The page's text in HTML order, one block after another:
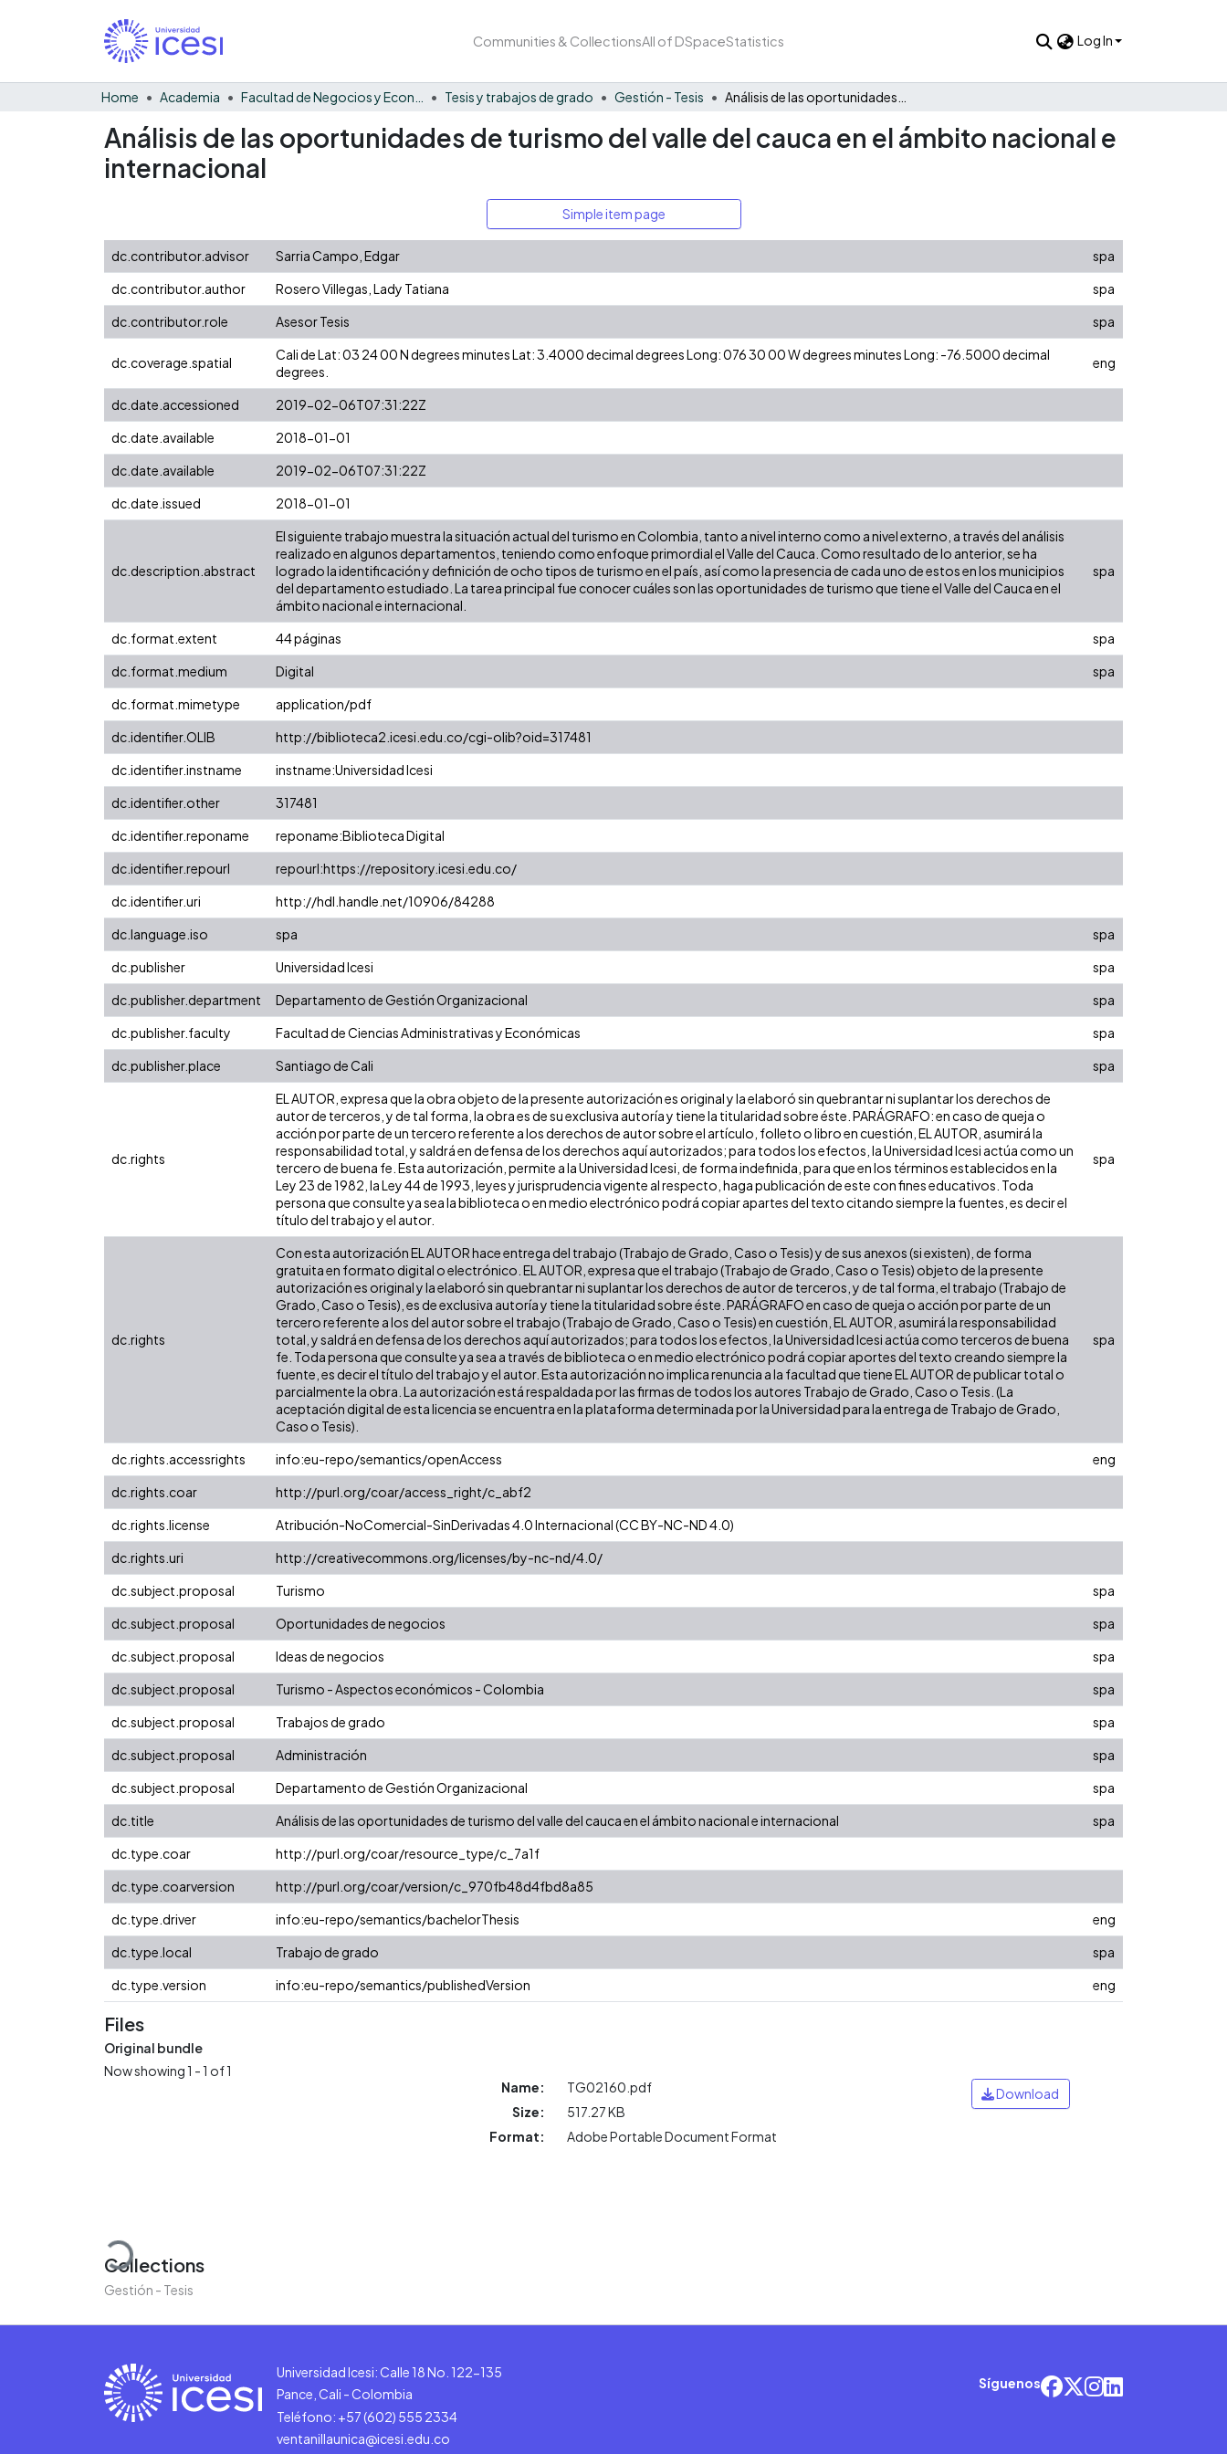
Communities & CollectionsAll of DSpaceStatistics Log In
Home Academia Tesis y trabajos de grado Gestión - Tesis
Análisis de las oportunidades de turismo del valle del cauca en el ámbito nacional e
internacional
Simple item page
dc.contributor.advisor Sarria Campo, Edgar
spa
dc.contributor.author
Rosero Villegas, Lady Tatiana
spa
dc.contributor.role
Asesor Tesis spa
dc.coverage.spatial
Cali de Lat: 03 24 00 N degrees minutes Lat: 3.4000 decimal degrees Long: 076 30 00 W degrees minutes Long: -76.5000 decimal
degrees.
eng
dc.date.accessioned
2019-02-06T07:31:22Z
dc.date.available
2018-01-01
dc.date.available
2019-02-06T07:31:22Z
dc.date.issued
2018-01-01
dc.description.abstract
El siguiente trabajo muestra la situación actual del turismo en Colombia, tanto a nivel interno como a nivel externo, a través del análisis
realizado en algunos departamentos, teniendo como enfoque primordial el Valle del Cauca. Como resultado de lo anterior, se ha
logrado la identificación y definición de ocho tipos de turismo en el país, así como la presencia de cada uno de estos en los municipios
del departamento estudiado. La tarea principal fue conocer cuáles son las oportunidades de turismo que tiene el Valle del Cauca en el
ámbito nacional e internacional.
spa
dc.format.extent 44 páginas
spa
dc.format.medium
Digital
spa
dc.format.mimetype
application/pdf
dc.identifier.OLIB
http://biblioteca2.icesi.edu.co/cgi-olib?oid=317481
dc.identifier.instname
instname:Universidad Icesi
dc.identifier.other
317481
dc.identifier.reponame
reponame:Biblioteca Digital
dc.identifier.repourl
repourl:https://repository.icesi.edu.co/
dc.identifier.uri
http://hdl.handle.net/10906/84288
dc.language.iso
spa
spa
dc.publisher
Universidad Icesi
spa
dc.publisher.department
Departamento de Gestión Organizacional
spa
dc.publisher.faculty
Facultad de Ciencias Administrativas y Económicas
spa
dc.publisher.place
Santiago de Cali spa
dc.rights
EL AUTOR, expresa que la obra objeto de la presente autorización es original y la elaboró sin quebrantar ni suplantar los derechos de
autor de terceros, y de tal forma, la obra es de su exclusiva autoría y tiene la titularidad sobre éste. PARÁGRAFO: en caso de queja o
acción por parte de un tercero referente a los derechos de autor sobre el artículo, folleto o libro en cuestión, EL AUTOR, asumirá la
responsabilidad total, y saldrá en defensa de los derechos aquí autorizados; para todos los efectos, la Universidad Icesi actúa como un
tercero de buena fe. Esta autorización, permite a la Universidad Icesi, de forma indefinida, para que en los términos establecidos en la
Ley 23 de 1982, la Ley 44 de 1993, leyes y jurisprudencia vigente al respecto, haga publicación de este con fines educativos. Toda
persona que consulte ya sea la biblioteca o en medio electrónico podrá copiar apartes del texto citando siempre la fuentes, es decir el
título del trabajo y el autor.
spa
dc.rights
Con esta autorización EL AUTOR hace entrega del trabajo (Trabajo de Grado, Caso o Tesis) y de sus anexos (si existen), de forma
gratuita en formato digital o electrónico. EL AUTOR, expresa que el trabajo (Trabajo de Grado, Caso o Tesis) objeto de la presente
autorización es original y la elaboró sin quebrantar ni suplantar los derechos de autor de terceros, y de tal forma, el trabajo (Trabajo de
Grado, Caso o Tesis), es de exclusiva autoría y tiene la titularidad sobre éste. PARÁGRAFO en caso de queja o acción por parte de un
tercero referente a los del autor sobre el trabajo (Trabajo de Grado, Caso o Tesis) en cuestión, EL AUTOR, asumirá la responsabilidad
total, y saldrá en defensa de los derechos aquí autorizados; para todos los efectos, la Universidad Icesi actúa como terceros de buena
fe. Toda persona que consulte ya sea a través de biblioteca o en medio electrónico podrá copiar aportes del texto creando siempre la
fuente, es decir el título del trabajo y el autor. Esta autorización no implica renuncia a la facultad que tiene EL AUTOR de publicar total o
parcialmente la obra. La autorización está respaldada por las firmas de todos los autores Trabajo de Grado, Caso o Tesis. (La
aceptación digital de esta licencia se encuentra en la plataforma determinada por la Universidad para la entrega de Trabajo de Grado,
Caso o Tesis).
spa
dc.rights.accessrights info:eu-repo/semantics/openAccess
eng
dc.rights.coar
http://purl.org/coar/access_right/c_abf2
dc.rights.license
Atribución-NoComercial-SinDerivadas 4.0 Internacional (CC BY-NC-ND 4.0)
dc.rights.uri
http://creativecommons.org/licenses/by-nc-nd/4.0/
dc.subject.proposal
Turismo
spa
dc.subject.proposal
Oportunidades de negocios
spa
dc.subject.proposal
Ideas de negocios
spa
dc.subject.proposal
Turismo - Aspectos económicos - Colombia
spa
dc.subject.proposal
Trabajos de grado
spa
dc.subject.proposal
Administración
spa
dc.subject.proposal
Departamento de Gestión Organizacional
spa
dc.title
Análisis de las oportunidades de turismo del valle del cauca en el ámbito nacional e internacional
spa
dc.type.coar
http://purl.org/coar/resource_type/c_7a1f
dc.type.coarversion
http://purl.org/coar/version/c_970fb48d4fbd8a85
dc.type.driver
info:eu-repo/semantics/bachelorThesis
eng
dc.type.local
Trabajo de grado
spa
dc.type.version
info:eu-repo/semantics/publishedVersion eng
Files
Original bundle
Now showing1 - 1 of 1
Loading...
Name:
TG02160.pdf
Size:
517.27 KB
Format:
Adobe Portable Document Format
Download
Collections
Gestión - Tesis
Universidad Icesi: Calle 18 No. 122-135
Pance, Cali - Colombia
Teléfono: +57 (602) 555 2334
ventanillaunica@icesi.edu.co
Síguenos